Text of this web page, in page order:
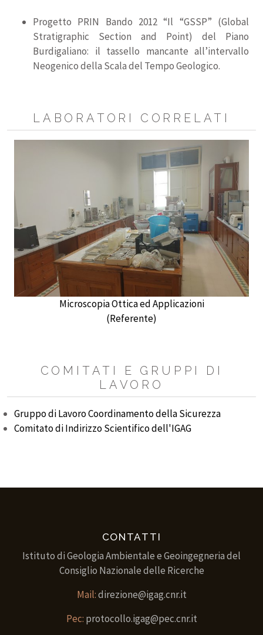
Progetto PRIN Bando 2012 “Il “GSSP” (Global
Stratigraphic Section and Point) del Piano
Burdigaliano: il tassello mancante all’intervallo
Neogenico della Scala del Tempo Geologico.
LABORATORI CORRELATI
Microscopia Ottica ed Applicazioni
(Referente)
COMITATI E GRUPPI DI
LAVORO
Gruppo di Lavoro Coordinamento della Sicurezza
Comitato di Indirizzo Scientifico dell'IGAG
CONTATTI
Istituto di Geologia Ambientale e Geoingegneria del
Consiglio Nazionale delle Ricerche
Mail:direzione@igag.cnr.it
Pec: protocollo.igag@pec.cnr.it